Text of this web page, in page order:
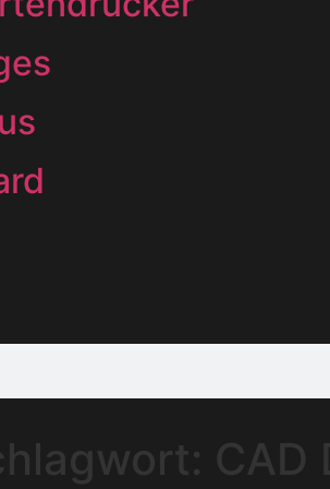
CAD